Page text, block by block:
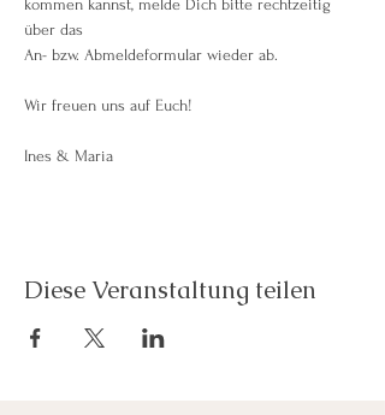
kommen kannst, melde Dich bitte rechtzeitig
über das
An- bzw. Abmeldeformular wieder ab.
Wir freuen uns auf Euch!
Ines & Maria
Diese Veranstaltung teilen